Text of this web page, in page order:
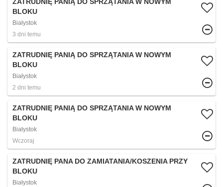
ZATRUDNIĘ PANIĄ DO SPRZĄTANIA W NOWYM
BLOKU
Białystok
3 dni temu
ZATRUDNIĘ PANIĄ DO SPRZĄTANIA W NOWYM
BLOKU
Białystok
2 dni temu
ZATRUDNIĘ PANIĄ DO SPRZĄTANIA W NOWYM
BLOKU
Białystok
Wczoraj
ZATRUDNIĘ PANA DO ZAMIATANIA/KOSZENIA PRZY
BLOKU
Białystok